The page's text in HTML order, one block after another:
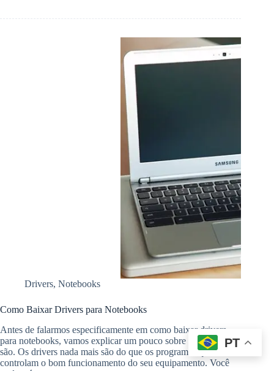
Drivers, Notebooks
Como Baixar Drivers para Notebooks
Antes de falarmos especificamente em como baixar drivers
para notebooks, vamos explicar um pouco sobre o que eles
são. Os drivers nada mais são do que os programas que
controlam o bom funcionamento do seu equipamento. Você
PT